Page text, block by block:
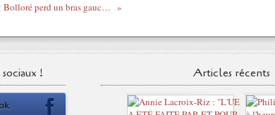
Hubert Fabri inculpé : Bolloré perd un bras gauche...
! Articles récents